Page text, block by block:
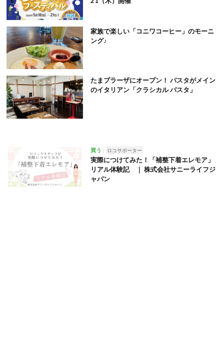
家族で楽しい「コニワコーヒー」のモーニ
ング♪
たまプラーザにオープン！ パスタがメイン
のイタリアン「クラシカル パスタ」
買う ロコサポーター
実際につけてみた！「補整下着エレモア」
リアル体験記 ｜ 株式会社サニーライフジ
ャパン